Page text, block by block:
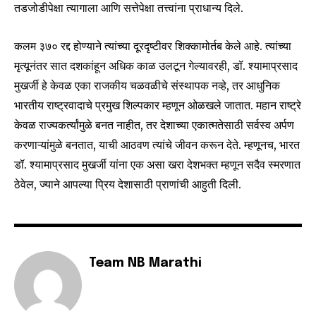
तडजोडीपेक्षा त्यागाला आणि सत्तेपेक्षा तत्त्वांना प्राधान्य दिले.
कलम ३७० रद्द होण्याने त्यांच्या दूरदृष्टीवर शिक्कामोर्तब केले आहे. त्यांच्या
मृत्यूनंतर सात दशकांहून अधिक काळ उलटून गेल्यावरही, डॉ. श्यामाप्रसाद
मुखर्जी हे केवळ एका राजकीय चळवळीचे संस्थापक नव्हे, तर आधुनिक
भारतीय राष्ट्रवादाचे प्रमुख शिल्पकार म्हणून ओळखले जातात. महान राष्ट्रे
केवळ राज्यकर्त्यांमुळे बनत नाहीत, तर देशाच्या एकात्मतेसाठी सर्वस्व अर्पण
करणाऱ्यांमुळे बनतात, याची आठवण त्यांचे जीवन करून देते. म्हणूनच, भारत
डॉ. श्यामाप्रसाद मुखर्जी यांना एक असा खरा देशभक्त म्हणून सदैव स्मरणात
ठेवेल, ज्याने आपल्या प्रिय देशासाठी प्राणांची आहुती दिली.
Team NB Marathi